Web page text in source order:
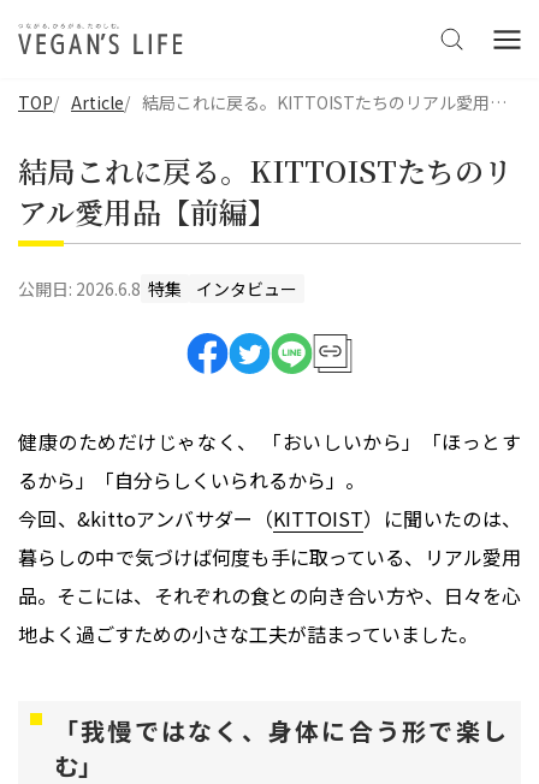
TOP Article 結局これに戻る。KITTOISTたちのリアル愛用品【前編】
結局これに戻る。KITTOISTたちのリ
アル愛用品【前編】
公開日: 2026.6.8 特集 インタビュー
健康のためだけじゃなく、 「おいしいから」「ほっとす
るから」「自分らしくいられるから」。
今回、&kittoアンバサダー（KITTOIST）に聞いたのは、
暮らしの中で気づけば何度も手に取っている、リアル愛用
品。そこには、それぞれの食との向き合い方や、日々を心
地よく過ごすための小さな工夫が詰まっていました。
「我慢ではなく、身体に合う形で楽し
む」